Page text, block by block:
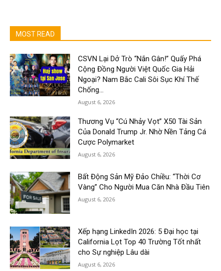
MOST READ
CSVN Lại Dở Trò “Nắn Gân!” Quấy Phá
Cộng Đồng Người Việt Quốc Gia Hải
Ngoại? Nam Bắc Cali Sôi Sục Khí Thế
Chống...
August 6, 2026
Thương Vụ “Cú Nhảy Vọt” X50 Tài Sản
Của Donald Trump Jr. Nhờ Nền Tảng Cá
Cược Polymarket
August 6, 2026
Bất Động Sản Mỹ Đảo Chiều: “Thời Cơ
Vàng” Cho Người Mua Căn Nhà Đầu Tiên
August 6, 2026
Xếp hạng LinkedIn 2026: 5 Đại học tại
California Lọt Top 40 Trường Tốt nhất
cho Sự nghiệp Lâu dài
August 6, 2026